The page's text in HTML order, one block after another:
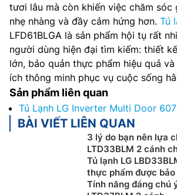
tươi lâu mà còn khiến việc chăm sóc
nhẹ nhàng và đầy cảm hứng hơn. Tủ
LFD61BLGA là sản phẩm hội tụ rất
người dùng hiện đại tìm kiếm: thiết
lớn, bảo quản thực phẩm hiệu quả
ích thông minh phục vụ cuộc sống
Sản phẩm liên quan
Tủ Lạnh LG Inverter Multi Door
BÀI VIẾT LIÊN QUAN
3 lý do bạn nên lựa
LTD33BLM 2 cánh
Tủ lạnh LG
thực phẩm được
Tính năng đáng chú